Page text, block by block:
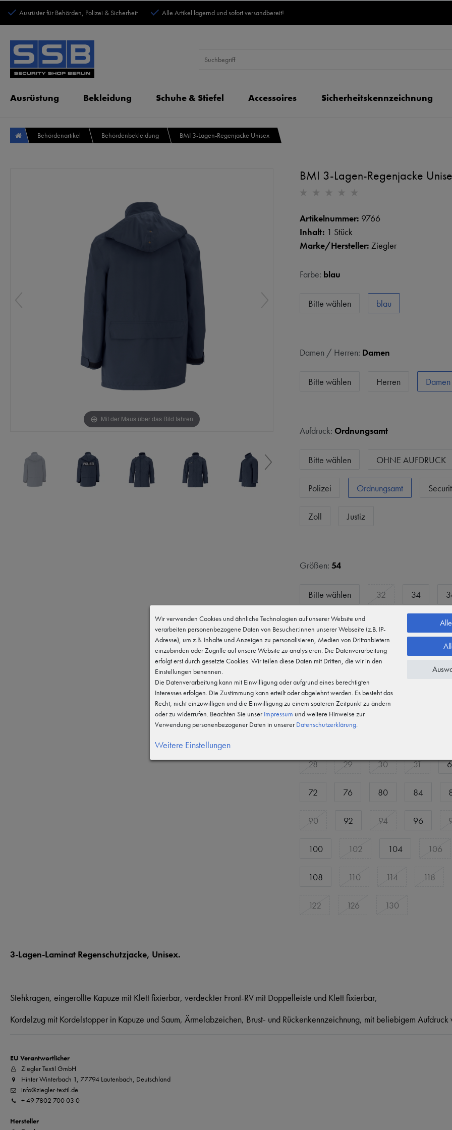
Ausrüster für Behörden, Polizei & Sicherheit Alle Artikel lagernd und sofort versandbereit!
Ausrüstung Bekleidung Schuhe & Stiefel Accessoires Sicherheitskennzeichnung
Behördenartikel Behördenbekleidung BMI 3-Lagen-Regenjacke Unisex
Mit der Maus über das Bild fahren
BMI 3-Lagen-Regenjacke
Artikelnummer: 9766
Inhalt: 1 Stück
Marke/Hersteller: Ziegler
Farbe: blau
Bitte wählen blau
Damen / Herren: Damen
Bitte wählen Herren Damen
Aufdruck: Ordnungsamt
Bitte wählen OHNE AUFDRUCK
Polizei Ordnungsamt
Zoll Justiz
Größen: 54
Bitte wählen 32 34
38 40
48 50 52
58 60
18 19 20
28 29 30 31
72 76 80 84
90 92 94 96
100 102 104 106
108 110 114 118
122 126 130
3-Lagen-Laminat Regenschutzjacke, Unisex.
Stehkragen, eingerollte Kapuze mit Klett fixierbar, verdeckter Front-RV mit Doppelleiste und Klett fixierbar,
Kordelzug mit Kordelstopper in Kapuze und Saum, Ärmelabzeichen, Brust- und Rückenkennzeichnung, mit beliebigem Aufdruck
EU Verantwortlicher
Ziegler Textil GmbH
Hinter Winterbach 1, 77794 Lautenbach, Deutschland
info@ziegler-textil.de
+ 49 7802 700 03 0
Hersteller
Wir verwenden Cookies und ähnliche Technologien auf unserer Website und
verarbeiten personenbezogene Daten von Besucher:innen unserer Webseite (z.B. IP-
Adresse), um z.B. Inhalte und Anzeigen zu personalisieren, Medien von Drittanbietern
einzubinden oder Zugriffe auf unsere Website zu analysieren. Die Datenverarbeitung
erfolgt erst durch gesetzte Cookies. Wir teilen diese Daten mit Dritten, die wir in den
Einstellungen benennen.
Die Datenverarbeitung kann mit Einwilligung oder aufgrund eines berechtigten
Interesses erfolgen. Die Zustimmung kann erteilt oder abgelehnt werden. Es besteht das
Recht, nicht einzuwilligen und die Einwilligung zu einem späteren Zeitpunkt zu ändern
oder zu widerrufen. Beachten Sie unser Impressum und weitere Hinweise zur
Verwendung personenbezogener Daten in unserer Daten­schutz­erklärung.
Weitere Einstellungen